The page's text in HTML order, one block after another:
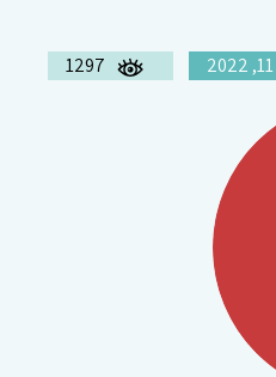
1297